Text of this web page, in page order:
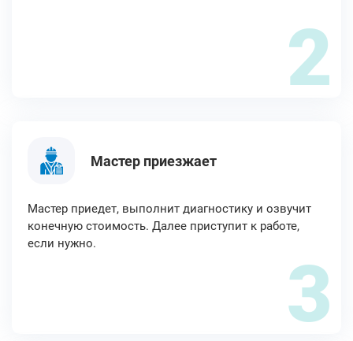
2
Мастер приезжает
Мастер приедет, выполнит диагностику и озвучит
конечную стоимость. Далее приступит к работе,
если нужно.
3